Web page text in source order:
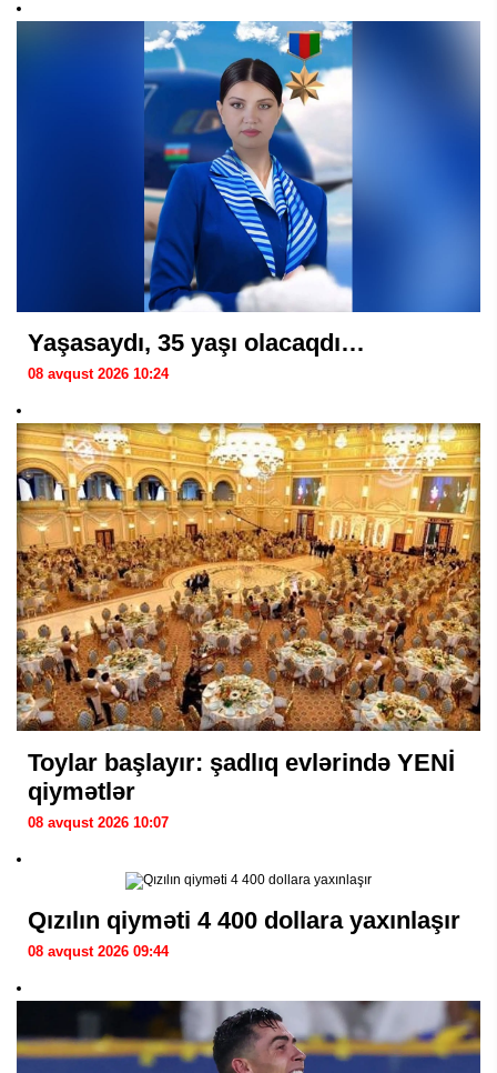
Yaşasaydı, 35 yaşı olacaqdı…
08 avqust 2026 10:24
Toylar başlayır: şadlıq evlərində YENİ
qiymətlər
08 avqust 2026 10:07
Qızılın qiyməti 4 400 dollara yaxınlaşır
08 avqust 2026 09:44